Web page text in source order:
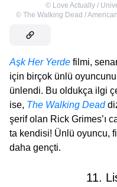
© Love Actually /
© The Walking Dead /
Aşk Her Yerde filmi,
için birçok ünlü
ünlendi. Bu oldukça ilgi
ise, The Walking Dead
şerif olan Rick Grimes’ı
ta kendisi! Ünlü oyuncu,
daha gençti.
11.